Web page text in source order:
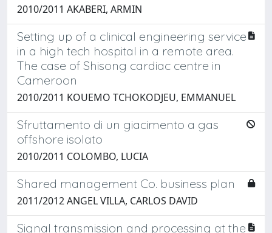
2010/2011 AKABERI, ARMIN
Setting up of a clinical engineering service
in a high tech hospital in a remote area.
The case of Shisong cardiac centre in
Cameroon
2010/2011 KOUEMO TCHOKODJEU, EMMANUEL
Sfruttamento di un giacimento a gas
offshore isolato
2010/2011 COLOMBO, LUCIA
Shared management Co. business plan
2011/2012 ANGEL VILLA, CARLOS DAVID
Signal transmission and processing at the